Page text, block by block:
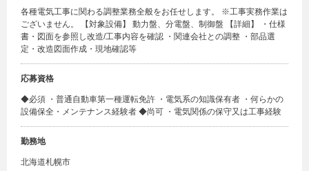
各種電気工事に関わる調整業務全般をお任せします。 ※工事実務作業は
ございません。 【対象設備】 動力盤、分電盤、制御盤 【詳細】 ・仕様
書・図面を参照し改造/工事内容を確認 ・関連会社との調整 ・部品選
定・改造図面作成・現地確認等
応募資格
◆必須 ・普通自動車第一種運転免許 ・電気系の知識保有者 ・何らかの
設備保全・メンテナンス経験者 ◆尚可 ・電気関係の保守又は工事経験
勤務地
北海道札幌市